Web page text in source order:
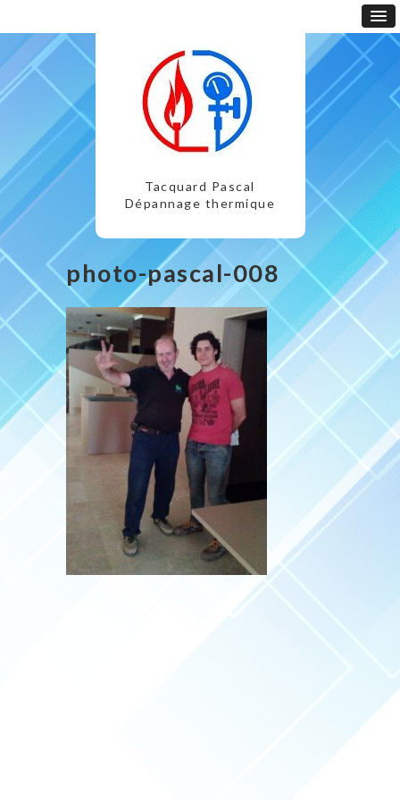
Tacquard Pascal
Dépannage thermique
photo-pascal-008